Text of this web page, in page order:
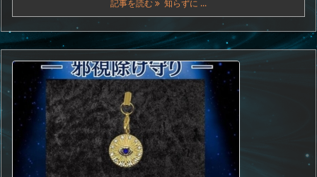
記事を読む 知らずに ...